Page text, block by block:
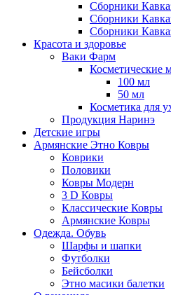
Сборники
Сборники
Сборники
Красота и здоровье
Ваки Фарм
Косметические
100 мл
50 мл
Косметика для
Продукция Наринэ
Детские игры
Армянские Этно Ковры
Коврики
Половики
Ковры Модерн
3 D Ковры
Классические Ковры
Армянские Ковры
Одежда. Обувь
Шарфы и шапки
Футболки
Бейсболки
Этно масики балетки